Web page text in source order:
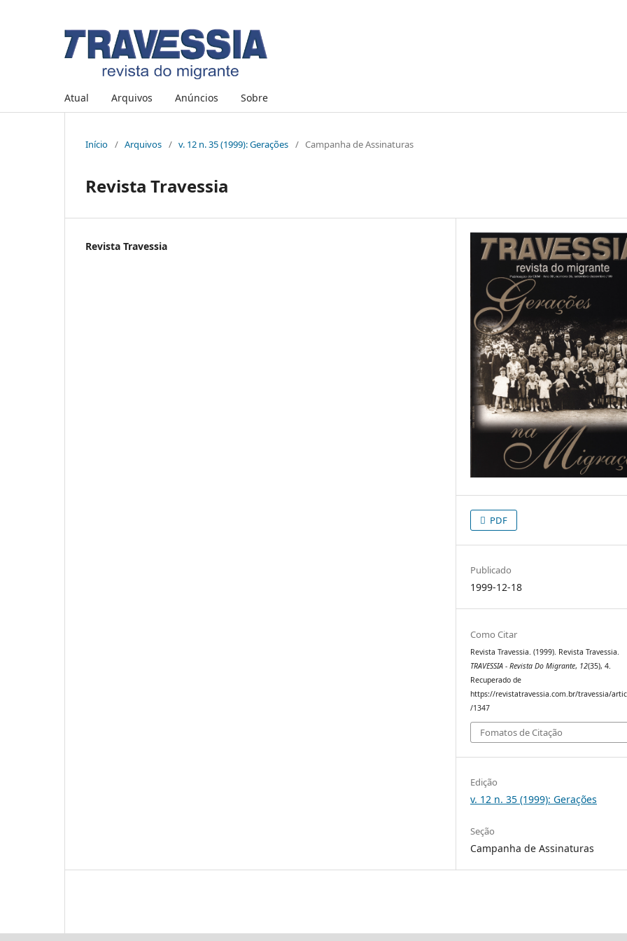
Atual Arquivos Anúncios Sobre
Início / Arquivos / v. 12 n. 35 (1999): Gerações / Campanha de Assinaturas
Revista Travessia
Revista Travessia
PDF
Publicado
1999-12-18
Como Citar
Revista Travessia. (1999). Revista Travessia.
TRAVESSIA - Revista Do Migrante, 12(35), 4.
Recuperado de
https://revistatravessia.com.br/travessia/
/1347
Fomatos de Citação
Edição
v. 12 n. 35 (1999): Gerações
Seção
Campanha de Assinaturas